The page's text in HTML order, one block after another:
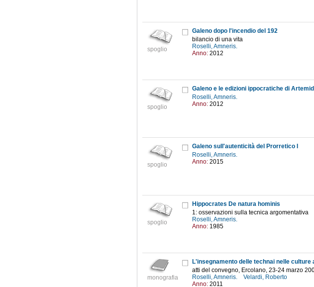
spoglio
Galeno dopo l'incendio del 192
bilancio di una vita
Roselli, Amneris.
Anno: 2012
spoglio
Galeno e le edizioni ippocratiche di
Roselli, Amneris.
Anno: 2012
spoglio
Galeno sull'autenticità del Prorretico I
Roselli, Amneris.
Anno: 2015
spoglio
Hippocrates De natura hominis
1: osservazioni sulla tecnica argomentativa
Roselli, Amneris.
Anno: 1985
monografia
L'insegnamento delle technai nelle culture
atti del convegno, Ercolano, 23-24 marzo
Roselli, Amneris.
Velardi, Roberto
Anno: 2011